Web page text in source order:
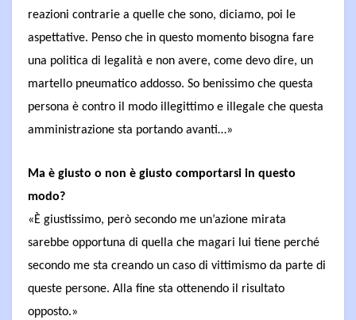
reazioni contrarie a quelle che sono, diciamo, poi le
aspettative. Penso che in questo momento bisogna fare
una politica di legalità e non avere, come devo dire, un
martello pneumatico addosso. So benissimo che questa
persona è contro il modo illegittimo e illegale che questa
amministrazione sta portando avanti…»
Ma è giusto o non è giusto comportarsi in questo
modo?
«È giustissimo, però secondo me un’azione mirata
sarebbe opportuna di quella che magari lui tiene perché
secondo me sta creando un caso di vittimismo da parte di
queste persone. Alla fine sta ottenendo il risultato
opposto.»